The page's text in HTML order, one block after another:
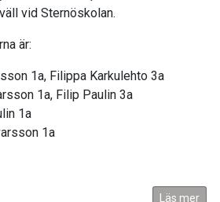
vid Sternöskolan.
är:
1a, Filippa Karkulehto 3a
1a, Filip Paulin 3a
1a
1a
Läs mer